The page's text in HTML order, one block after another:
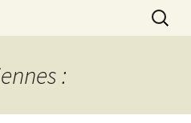
l
: